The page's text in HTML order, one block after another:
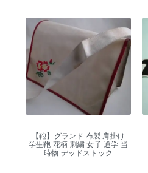
【鞄】グランド 布製 肩掛け
学生鞄 花柄 刺繍 女子 通学 当
時物 デッドストック